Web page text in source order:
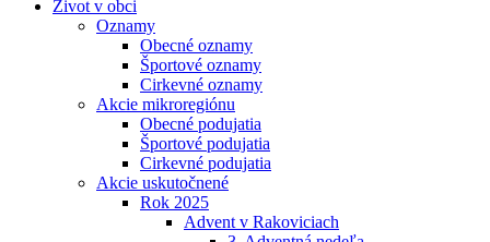
Život v obci
Oznamy
Obecné oznamy
Športové oznamy
Cirkevné oznamy
Akcie mikroregiónu
Obecné podujatia
Športové podujatia
Cirkevné podujatia
Akcie uskutočnené
Rok 2025
Advent v Rakoviciach